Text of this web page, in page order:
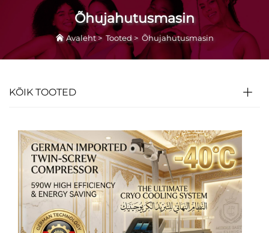
Õhujahutusmasin
Avaleht> Tooted> Õhujahutusmasin
KÕIK TOOTED